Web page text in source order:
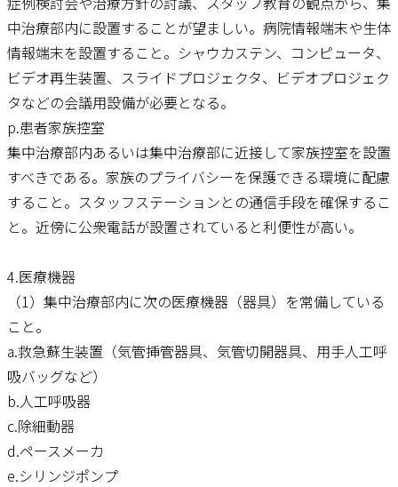
中治療部内に設置することが望ましい。病院情報端末や生体
情報端末を設置すること。シャウカステン、コンピュータ、
ビデオ再生装置、スライドプロジェクタ、ビデオプロジェク
タなどの会議用設備が必要となる。
p.患者家族控室
集中治療部内あるいは集中治療部に近接して家族控室を設置
すべきである。家族のプライバシーを保護できる環境に配慮
すること。スタッフステーションとの通信手段を確保するこ
と。近傍に公衆電話が設置されていると利便性が高い。
4.医療機器
（1）集中治療部内に次の医療機器（器具）を常備している
こと。
a.救急蘇生装置（気管挿管器具、気管切開器具、用手人工呼
吸バッグなど）
b.人工呼吸器
c.除細動器
d.ペースメーカ
e.シリンジポンプ